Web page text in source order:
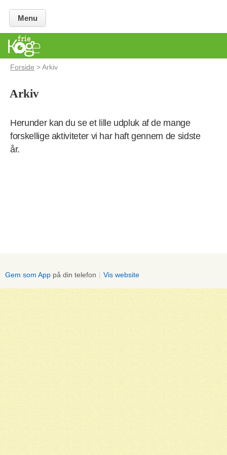
Menu
Forside > Arkiv
Arkiv
Herunder kan du se et lille udpluk af de mange
forskellige aktiviteter vi har haft gennem de sidste
år.
Gem som App på din telefon | Vis website